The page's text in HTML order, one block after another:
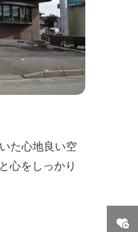
た心地良い空
心をしっかり